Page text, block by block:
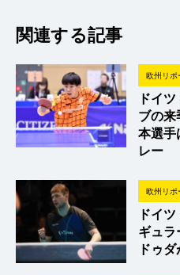
関連する記事
欧州リポ
ドイ
ブの来
本選手
レー
欧州リポ
ドイ
ギュラ
ドゥ